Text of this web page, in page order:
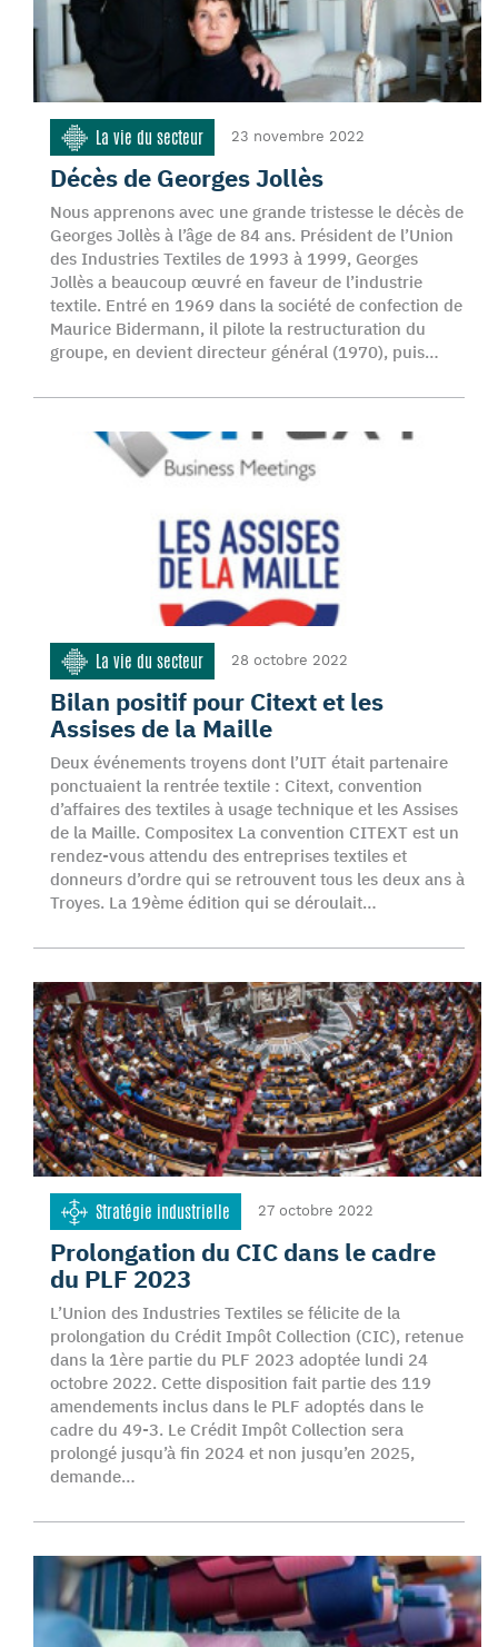
La vie du secteur 23 novembre 2022
Décès de Georges Jollès
Nous apprenons avec une grande tristesse le décès de
Georges Jollès à l’âge de 84 ans. Président de l’Union
des Industries Textiles de 1993 à 1999, Georges
Jollès a beaucoup œuvré en faveur de l’industrie
textile. Entré en 1969 dans la société de confection de
Maurice Bidermann, il pilote la restructuration du
groupe, en devient directeur général (1970), puis…
La vie du secteur 28 octobre 2022
Bilan positif pour Citext et les
Assises de la Maille
Deux événements troyens dont l’UIT était partenaire
ponctuaient la rentrée textile : Citext, convention
d’affaires des textiles à usage technique et les Assises
de la Maille. Compositex La convention CITEXT est un
rendez-vous attendu des entreprises textiles et
donneurs d’ordre qui se retrouvent tous les deux ans à
Troyes. La 19ème édition qui se déroulait…
Stratégie industrielle 27 octobre 2022
Prolongation du CIC dans le cadre
du PLF 2023
L’Union des Industries Textiles se félicite de la
prolongation du Crédit Impôt Collection (CIC), retenue
dans la 1ère partie du PLF 2023 adoptée lundi 24
octobre 2022. Cette disposition fait partie des 119
amendements inclus dans le PLF adoptés dans le
cadre du 49-3. Le Crédit Impôt Collection sera
prolongé jusqu’à fin 2024 et non jusqu’en 2025,
demande…